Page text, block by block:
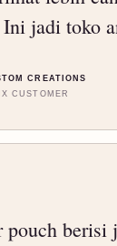
jadi toko
CREATIONS
CUSTOMER
pouch berisi